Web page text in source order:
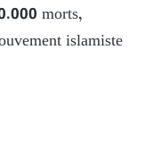
morts,
islamiste